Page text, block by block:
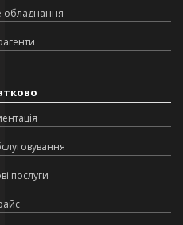
обладнання
послуги